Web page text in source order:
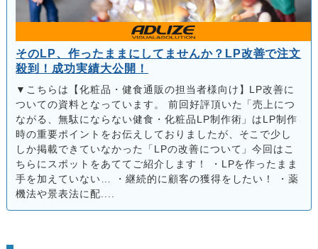
そのLP、作ったままにしてませんか？LP改善で注文
殺到！成功実績大公開！
▼こちらは【化粧品・健食通販の担当者様向け】LP改善に
ついての資料となっています。 前回好評頂いた「売上につ
ながる、無駄にならない健食・化粧品LP制作術」はLP制作
時の重要ポイントをお伝えしておりましたが、そこで少し
しか掲載できていなかった「LPの改善について」今回はこ
ちらにスポットをあててご紹介します！ ・LPを作ったまま
手を加えていない… ・継続的に顧客の獲得をしたい！ ・薬
機法や景表法に配....